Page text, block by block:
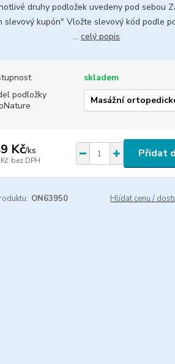
druhy podložek uvedeny pod sebou
slevový kupón" Vložte slevový kód podle
... celý popis
skladem
podložky
Kč/ks
bez DPH
Přidat
ON63950 Hlídat cenu /